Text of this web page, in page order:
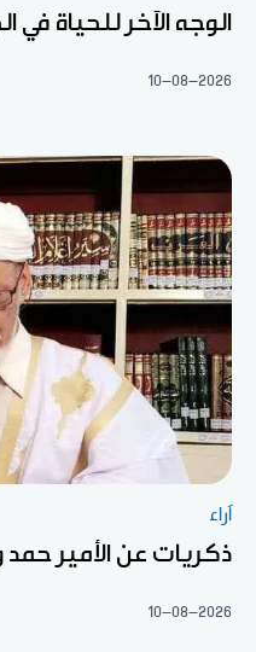
الوجه الآخر للحياة في
10-08-2026
آراء
ذكريات عن الأمير حمد
10-08-2026